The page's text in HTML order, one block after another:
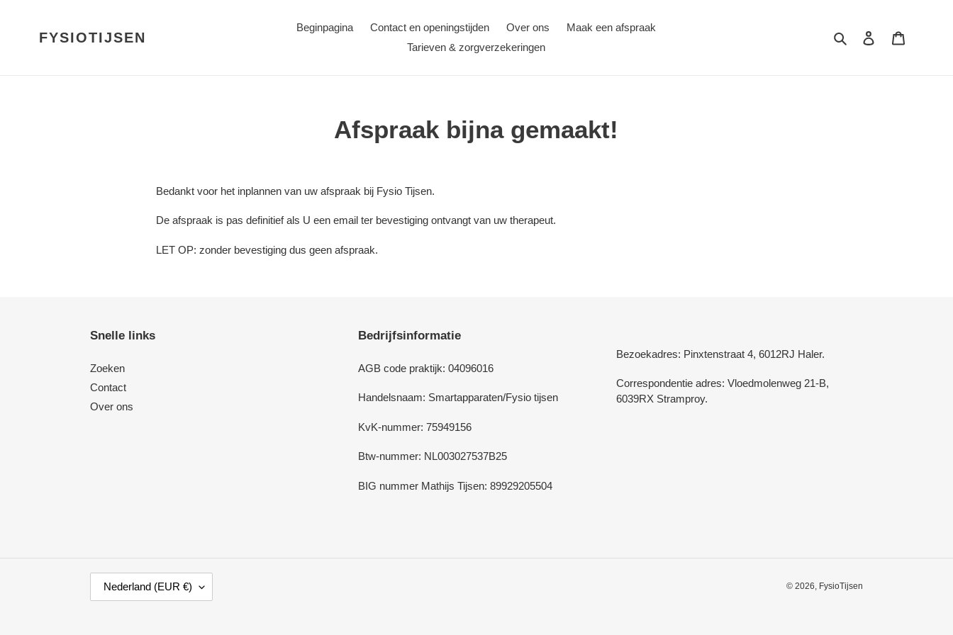
FYSIOTIJSEN
Beginpagina Contact en openingstijden Over ons
Maak een afspraak
Tarieven & zorgverzekeringen
Zoeken Inloggen
Afspraak bijna gemaakt!
Bedankt voor het inplannen van uw afspraak bij Fysio Tijsen.
De afspraak is pas definitief als U een email ter bevestiging ontvangt van uw therapeut.
LET OP: zonder bevestiging dus geen afspraak.
Snelle links
Zoeken
Contact
Over ons
Bedrijfsinformatie
AGB code praktijk: 04096016
Handelsnaam: Smartapparaten/Fysio tijsen
KvK-nummer: 75949156
Btw-nummer: NL003027537B25
BIG nummer Mathijs Tijsen: 89929205504
Bezoekadres: Pinxtenstraat 4, 6012RJ Haler.
Correspondentie adres: Vloedmolenweg 21-B,
6039RX Stramproy.
A
Nederland (EUR €) © 2026, FysioTijsen